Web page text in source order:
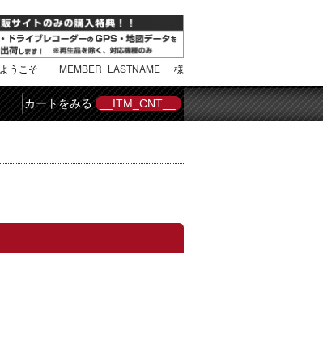
ようこそ __MEMBER_LASTNAME__ 様
カートをみる __ITM_CNT__